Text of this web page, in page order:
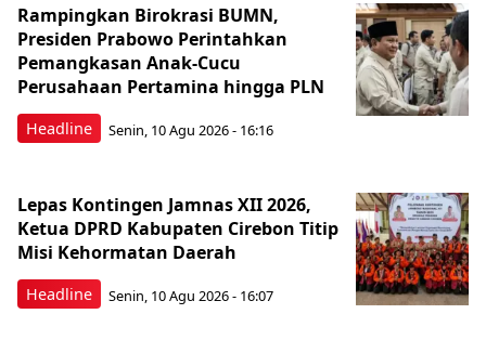
Headline
Rampingkan Birokrasi BUMN,
Presiden Prabowo Perintahkan
Pemangkasan Anak-Cucu
Perusahaan Pertamina hingga PLN
Senin, 10 Agu 2026 - 16:16
Headline
Lepas Kontingen Jamnas XII 2026,
Ketua DPRD Kabupaten Cirebon Titip
Misi Kehormatan Daerah
Senin, 10 Agu 2026 - 16:07